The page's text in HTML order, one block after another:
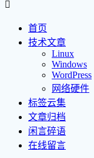

首页
技术文章
Linux
Windows
WordPress
网络硬件
标签云集
文章归档
闲言碎语
在线留言